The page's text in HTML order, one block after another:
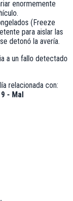
enormemente
(Freeze
para aislar las
detonó la avería.
a un fallo detectado
relacionada con:
- Mal